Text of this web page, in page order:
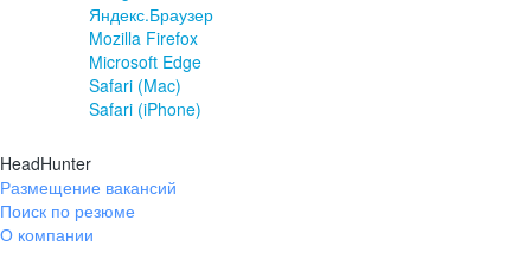
Яндекс.Браузер
Mozilla Firefox
Microsoft Edge
Safari (Mac)
Safari (iPhone)
HeadHunter
Размещение вакансий
Поиск по резюме
О компании